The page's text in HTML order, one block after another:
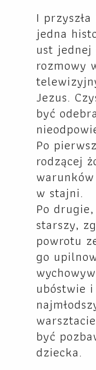
I
jedna
ust jednej
rozmowy
Jezus.
być
Po
rodzącej
w stajni.
Po
starszy,
powrotu
go
ubóstwie
być
dziecka.